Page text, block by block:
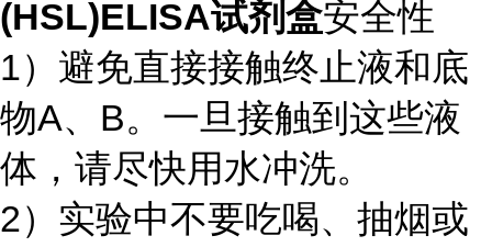
(HSL)ELISA试剂盒安全性
1）避免直接接触终止液和底
物A、B。一旦接触到这些液
体，请尽快用水冲洗。
2）实验中不要吃喝、抽烟或